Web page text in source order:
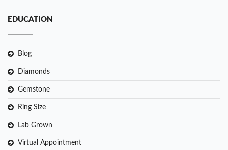
EDUCATION
Blog
Diamonds
Gemstone
Ring Size
Lab Grown
Virtual Appointment